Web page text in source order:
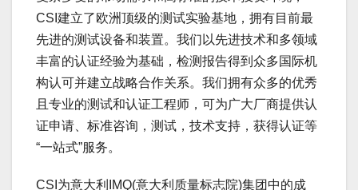
CSI建立了欧洲顶级的测试实验基地，拥有目前最
先进的测试设备和装置。我们以先进技术和多领域
丰富的认证经验为基础，检测报告得到众多国际机
构认可并建立战略合作关系。我们拥有众多的优秀
且专业的测试和认证工程师，可为广大厂商提供认
证申请、标准咨询，测试，技术支持，获得认证等
“一站式”服务。
CSI为意大利IMQ(意大利质量标志院)集团中的成